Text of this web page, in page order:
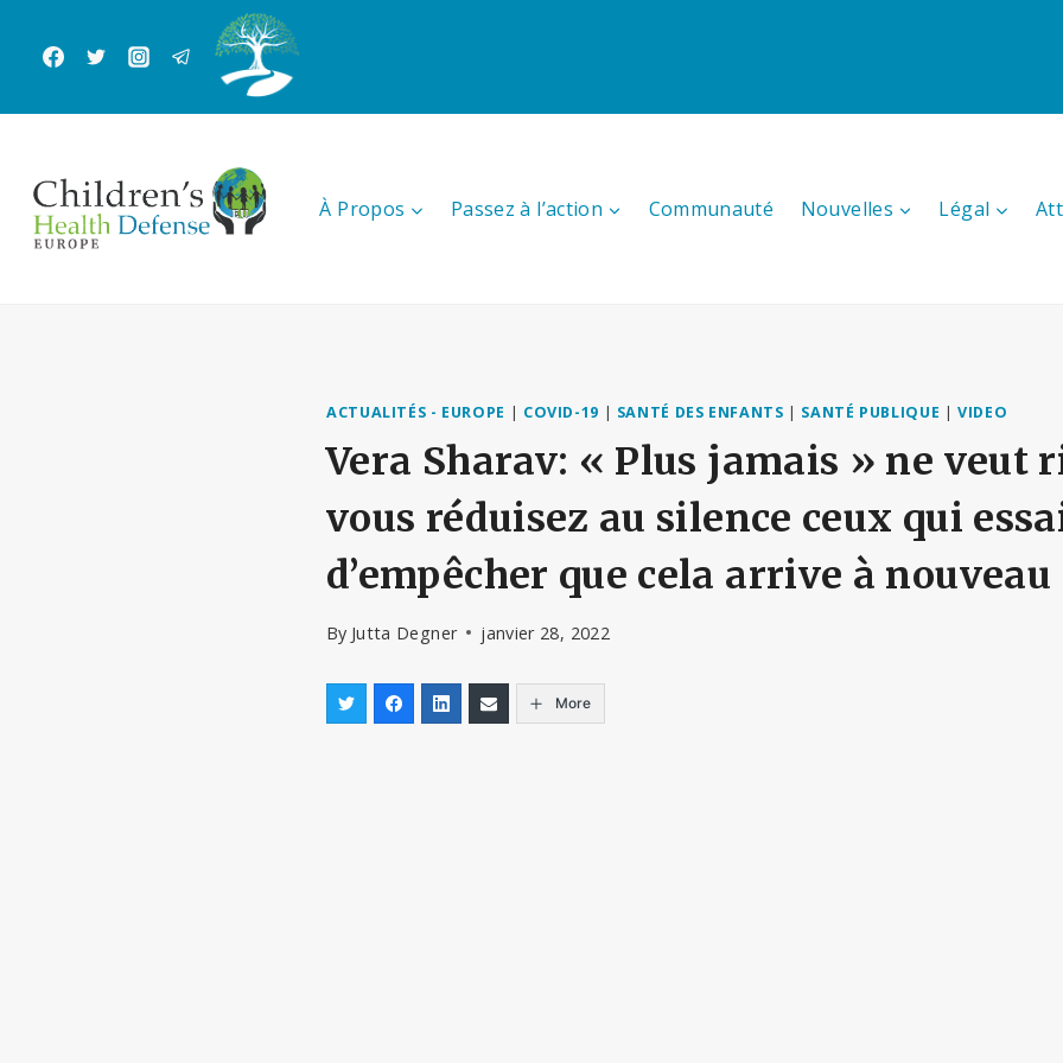
contenu
À Propos Passez à l’action Communauté Nouvelles Légal
ACTUALITÉS - EUROPE | COVID-19 | SANTÉ DES ENFANTS | SANTÉ PUBLIQUE |VIDEO
Vera Sharav: « Plus jamais » ne veut
vous réduisez au silence ceux qui
d’empêcher que cela arrive à nouveau
By Jutta Degner janvier 28, 2022
More